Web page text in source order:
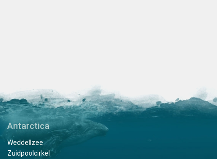
Antarctica
Weddellzee
Zuidpoolcirkel